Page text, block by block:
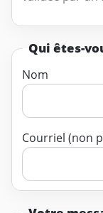
Qui êtes-
Nom
Courriel (non